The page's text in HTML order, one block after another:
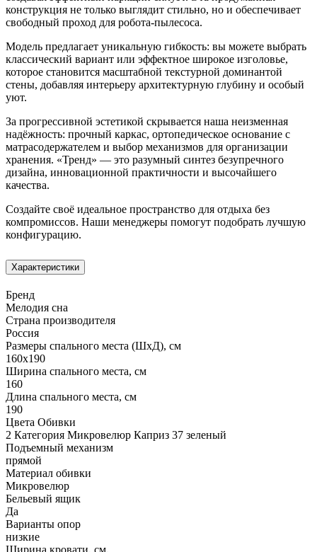
конструкция не только выглядит стильно, но и обеспечивает
свободный проход для робота-пылесоса.
Модель предлагает уникальную гибкость: вы можете выбрать
классический вариант или эффектное широкое изголовье,
которое становится масштабной текстурной доминантой
стены, добавляя интерьеру архитектурную глубину и особый
уют.
За прогрессивной эстетикой скрывается наша неизменная
надёжность: прочный каркас, ортопедическое основание с
матрасодержателем и выбор механизмов для организации
хранения. «Тренд» — это разумный синтез безупречного
дизайна, инновационной практичности и высочайшего
качества.
Создайте своё идеальное пространство для отдыха без
компромиссов. Наши менеджеры помогут подобрать лучшую
конфигурацию.
Характеристики
Бренд
Мелодия сна
Страна производителя
Россия
Размеры спального места (ШхД), см
160х190
Ширина спального места, см
160
Длина спального места, см
190
Цвета Обивки
2 Категория Микровелюр Каприз 37 зеленый
Подъемный механизм
прямой
Материал обивки
Микровелюр
Бельевый ящик
Да
Варианты опор
низкие
Ширина кровати, см.